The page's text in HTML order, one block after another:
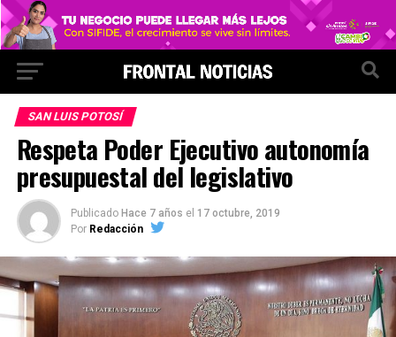
SAN LUIS POTOSÍ
Respeta Poder Ejecutivo autonomía
presupuestal del legislativo
Publicado Hace 7 años el 17 octubre, 2019
Por Redacción